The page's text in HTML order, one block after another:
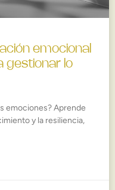
emocional
gestionar lo
emociones? Aprende
y la resiliencia,